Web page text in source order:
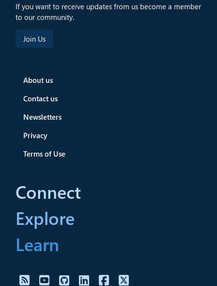
If you want to receive updates from us become a member
to our community.
About us
Contact us
Newsletters
Privacy
Terms of Use
Connect
Explore
Learn